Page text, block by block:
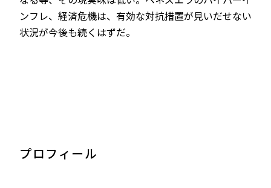
ンフレ、経済危機は、有効な対抗措置が見いだせない
状況が今後も続くはずだ。
プロフィール